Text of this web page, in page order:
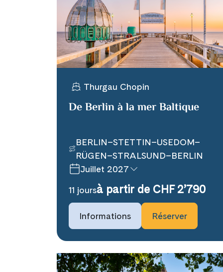
X
Telegram
Thurgau Chopin
De Berlin à la mer Baltique
BERLIN–STETTIN–USEDOM–
RÜGEN–STRALSUND–BERLIN
Juillet 2027
11 joursà partir de CHF 2’790
Informations Réserver